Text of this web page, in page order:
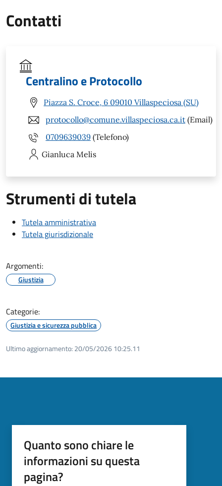
Contatti
Centralino e Protocollo
Piazza S. Croce, 6 09010 Villaspeciosa (SU)
protocollo@comune.villaspeciosa.ca.it (Email)
0709639039 (Telefono)
Gianluca Melis
Strumenti di tutela
Tutela amministrativa
Tutela giurisdizionale
Argomenti:
Giustizia
Categorie:
Giustizia e sicurezza pubblica
Ultimo aggiornamento: 20/05/2026 10:25.11
Quanto sono chiare le
informazioni su questa
pagina?